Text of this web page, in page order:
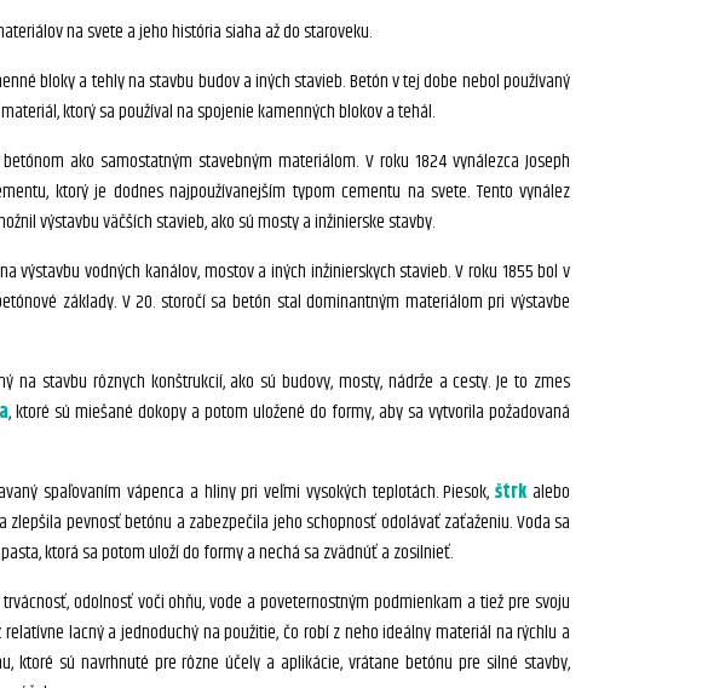
na svete a jeho história siaha až do staroveku.
bloky a tehly na stavbu budov a iných stavieb. Betón v tej dobe nebol používaný
ktorý sa používal na spojenie kamenných blokov a tehál.
ako samostatným stavebným materiálom. V roku 1824 vynálezca Joseph
ktorý je dodnes najpoužívanejším typom cementu na svete. Tento vynález
výstavbu väčších stavieb, ako sú mosty a inžinierske stavby.
výstavbu vodných kanálov, mostov a iných inžinierskych stavieb. V roku 1855 bol v
základy. V 20. storočí sa betón stal dominantným materiálom pri výstavbe
na stavbu rôznych konštrukcií, ako sú budovy, mosty, nádrže a cesty. Je to zmes
, ktoré sú miešané dokopy a potom uložené do formy, aby sa vytvorila požadovaná
spaľovaním vápenca a hliny pri veľmi vysokých teplotách. Piesok,štrk alebo
zlepšila pevnosť betónu a zabezpečila jeho schopnosť odolávať zaťaženiu. Voda sa
ktorá sa potom uloží do formy a nechá sa zvädnúť a zosilnieť.
odolnosť voči ohňu, vode a poveternostným podmienkam a tiež pre svoju
lacný a jednoduchý na použitie, čo robí z neho ideálny materiál na rýchlu a
ktoré sú navrhnuté pre rôzne účely a aplikácie, vrátane betónu pre silné stavby,